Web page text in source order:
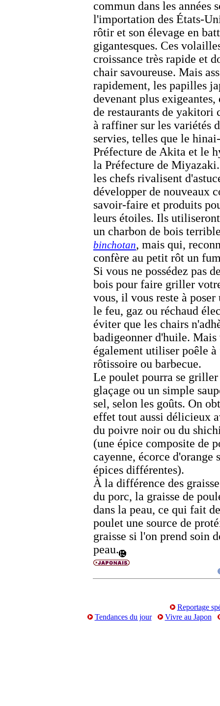
commun dans les années
l'importation des États-
rôtir et son élevage en
gigantesques. Ces
croissance très rapide et
chair savoureuse. Mais
rapidement, les papilles
devenant plus exigeantes,
de restaurants de yakitori
à raffiner sur les variétés
servies, telles que le
Préfecture de Akita et le
la Préfecture de
les chefs rivalisent
développer de nouveaux
savoir-faire et produits
leurs étoiles. Ils
un charbon de bois
binchotan, mais qui,
confère au petit rôt un
Si vous ne possédez pas
bois pour faire griller
vous, il vous reste à
le feu, gaz ou réchaud
éviter que les chairs
badigeonner d'huile. Mais
également utiliser poêle
rôtissoire ou barbecue.
Le poulet pourra se griller
glaçage ou un simple
sel, selon les goûts. On
effet tout aussi délicieux
du poivre noir ou du
(une épice composite de
cayenne, écorce d'orange
épices différentes).
À la différence des
du porc, la graisse de
dans la peau, ce qui fait
poulet une source de
graisse si l'on prend soin
peau.
Reportage
Tendances du jour
Vivre au Japon